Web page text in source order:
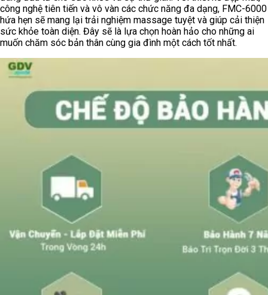
công nghệ tiên tiến và vô vàn các chức năng đa dạng, FMC-6000
hứa hẹn sẽ mang lại trải nghiệm massage tuyệt và giúp cải thiện
sức khỏe toàn diện. Đây sẽ là lựa chọn hoàn hảo cho những ai
muốn chăm sóc bản thân cùng gia đình một cách tốt nhất.